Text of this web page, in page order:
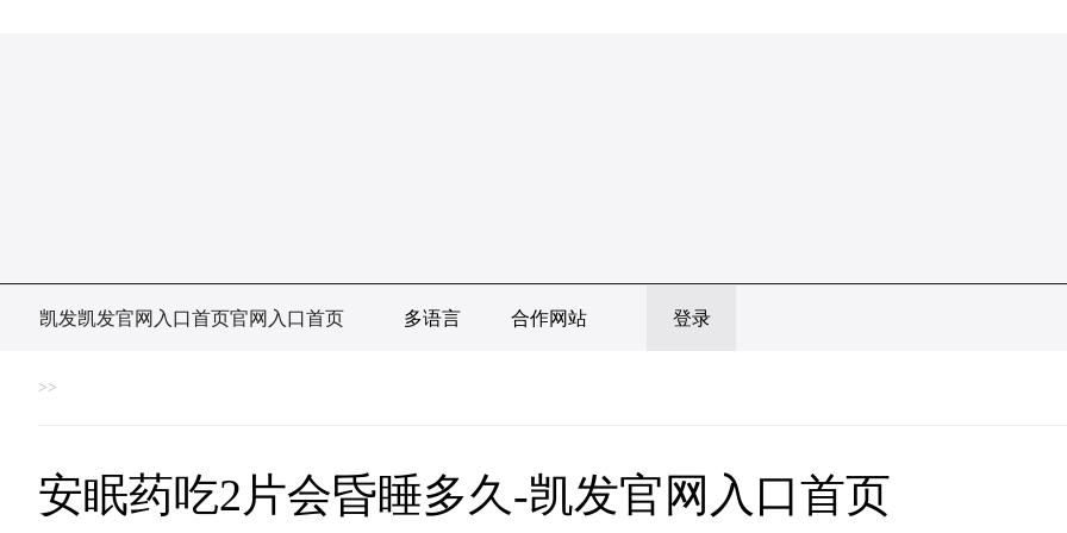
凯发凯发官网入口首页官网入口首页 多语言 合作网站 登录
>>
安眠药吃2片会昏睡多久-凯发官网入口首页